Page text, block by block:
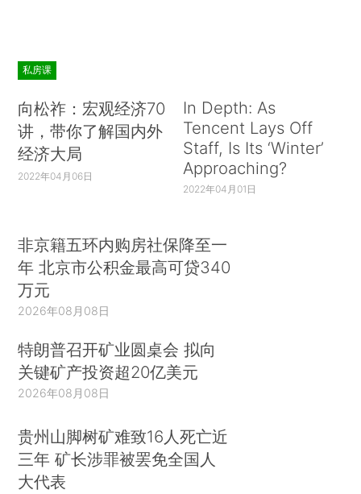
私房课
向松祚：宏观经济70
讲，带你了解国内外
经济大局
2022年04月06日
In Depth: As
Tencent Lays Off
Staff, Is Its ‘Winter’
Approaching?
2022年04月01日
非京籍五环内购房社保降至一
年 北京市公积金最高可贷340
万元
2026年08月08日
特朗普召开矿业圆桌会 拟向
关键矿产投资超20亿美元
2026年08月08日
贵州山脚树矿难致16人死亡近
三年 矿长涉罪被罢免全国人
大代表